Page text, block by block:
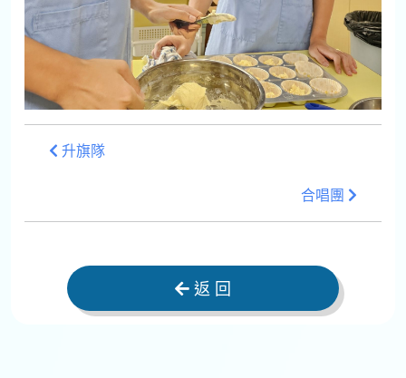
升旗隊
合唱團
返 回